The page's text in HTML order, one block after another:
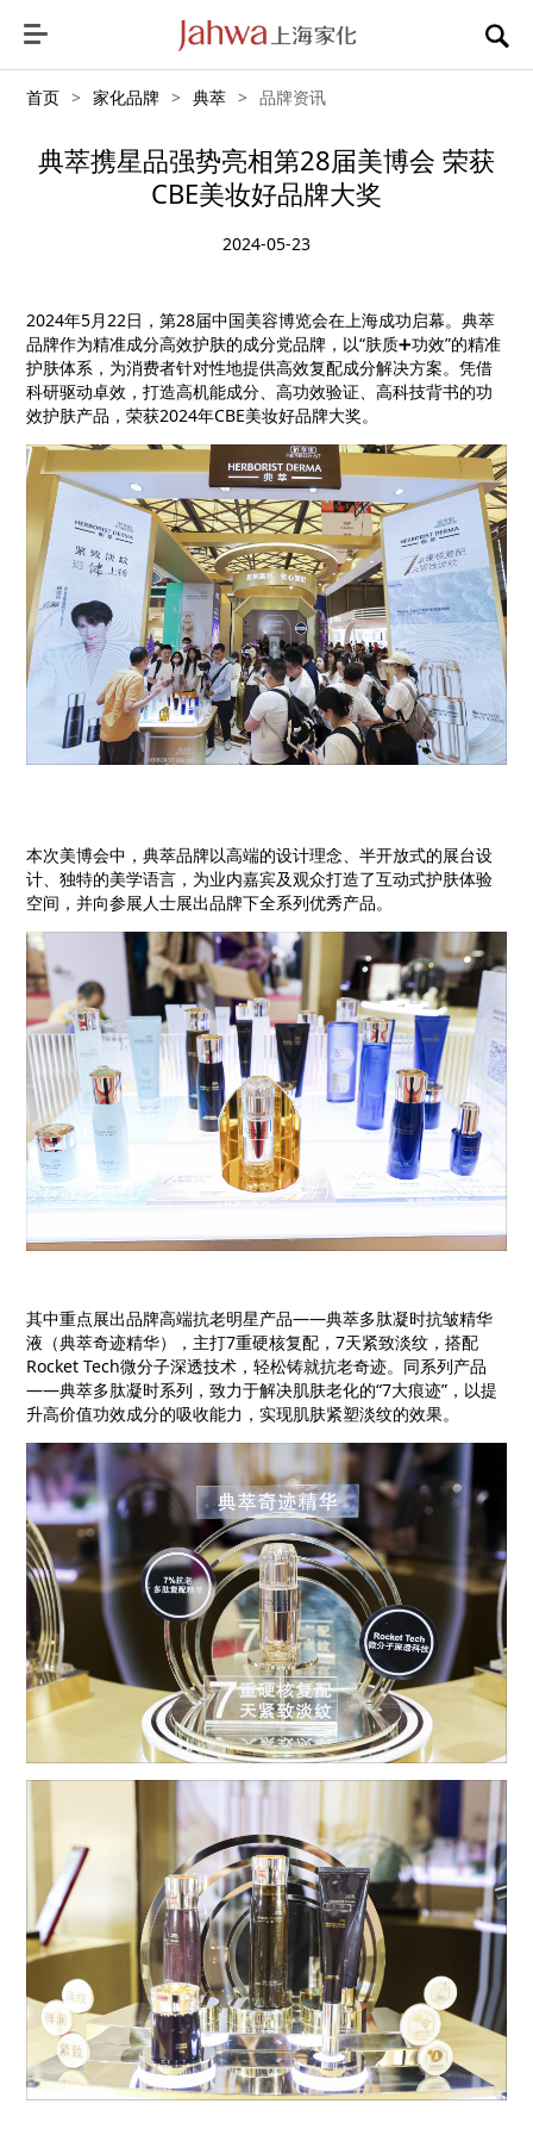
首页 > 家化品牌 > 典萃 > 品牌资讯
典萃携星品强势亮相第28届美博会 荣获
CBE美妆好品牌大奖
2024-05-23
2024年5月 22日，第28届中国美容博览会在上海成功启幕。典萃
品牌作为精准成分高效护肤的成分党品牌，以“肤质➕功效”的精准
护肤体系，为消费者针对性地提供高效复配成分解决方案。凭借
科研驱动卓效，打造高机能成分、高功效验证、高科技背书的功
效护肤产品，荣获2024年CBE美妆好品牌大奖。
本次美博会中，典萃品牌以高端的设计理念、半开放式的展台设
计、独特的美学语言，为业内嘉宾及观众打造了互动式护肤体验
空间，并向参展人士展出品牌下全系列优秀产品。
其中重点展出品牌高端抗老明星产品——典萃多肽凝时抗皱精华
液（典萃奇迹精华），主打7重硬核复配，7天紧致淡纹，搭配
Rocket Tech微分子深透技术，轻松铸就抗老奇迹。同系列产品
——典萃多肽凝时系列，致力于解决肌肤老化的“7大痕迹” ，以提
升高价值功效成分的吸收能力，实现肌肤紧塑淡纹的效果。